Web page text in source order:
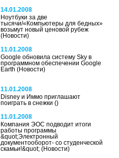
14.01.2008
Ноутбуки за две
тысячи/«Компьютеры для бедных»
возьмут новый ценовой рубеж
(Новости)
11.01.2008
Google обновила систему Sky в
программном обеспечении Google
Earth(Новости)
11.01.2008
Disney и Иммо приглашают
поиграть в снежки()
11.01.2008
Компания ЭОС подводит итоги
работы программы
&quot;Электронный
документооборот- со студенческой
скамьи!&quot;(Новости)